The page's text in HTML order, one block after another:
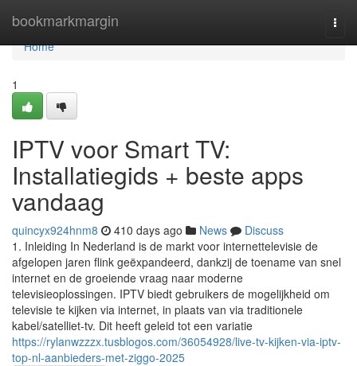
bookmarkmargin
Home
Home
1
IPTV voor Smart TV:
Installatiegids + beste apps
vandaag
quincyx924hnm8 410 days ago News
Discuss
1. Inleiding In Nederland is de markt voor internettelevisie de
afgelopen jaren flink geëxpandeerd, dankzij de toename van snel
internet en de groeiende vraag naar moderne
televisieoplossingen. IPTV biedt gebruikers de mogelijkheid om
televisie te kijken via internet, in plaats van via traditionele
kabel/satelliet-tv. Dit heeft geleid tot een variatie
https://rylanwzzzx.tusblogos.com/36054928/live-tv-kijken-via-iptv-
top-nl-aanbieders-met-ziggo-2025